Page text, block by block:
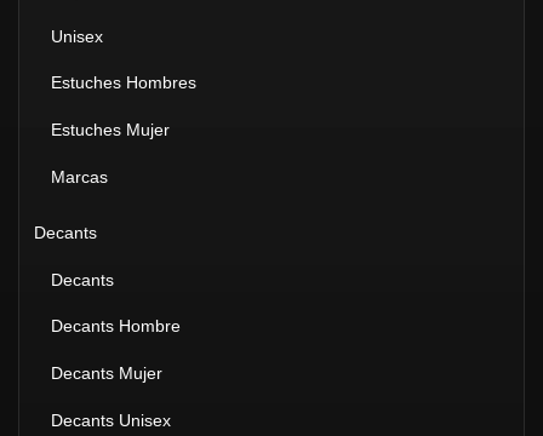
Unisex
Estuches Hombres
Estuches Mujer
Marcas
Decants
Decants
Decants Hombre
Decants Mujer
Decants Unisex